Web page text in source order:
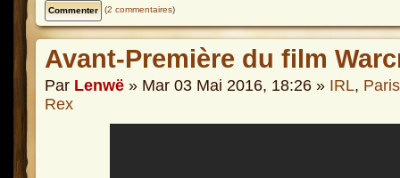
(2 commentaires)
Avant-Première du film
Par Lenwë » Mar 03 Mai 2016, 18:26 » IRL, Paris
Rex